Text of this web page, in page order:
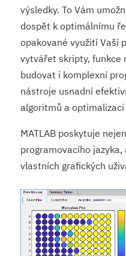
výsledky. To Vám
dospět k optimálnímu
opakované využití Vaší
vytvářet skripty, funkce
budovat i komplexní
nástroje usnadní
algoritmů a
MATLAB poskytuje
programovacího
vlastních grafických